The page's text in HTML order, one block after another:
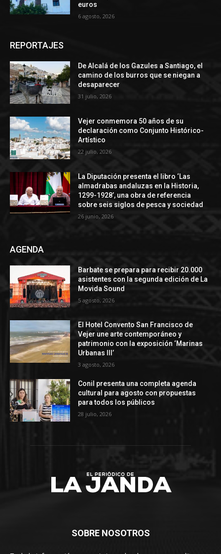
euros
6 agosto, 2026
REPORTAJES
De Alcalá de los Gazules a Santiago, el
camino de los burros que se niegan a
desaparecer
31 julio, 2026
Vejer conmemora 50 años de su
declaración como Conjunto Histórico-
Artístico
22 julio, 2026
La Diputación presenta el libro ‘Las
almadrabas andaluzas en la Historia,
1299-1928’, una obra de referencia
sobre seis siglos de pesca y sociedad
26 junio, 2026
AGENDA
Barbate se prepara para recibir 20.000
asistentes con la segunda edición de La
Movida Sound
5 agosto, 2026
El Hotel Convento San Francisco de
Vejer une arte contemporáneo y
patrimonio con la exposición ‘Marinas
Urbanas III’
3 agosto, 2026
Conil presenta una completa agenda
cultural para agosto con propuestas
para todos los públicos
28 julio, 2026
SOBRE NOSOTROS